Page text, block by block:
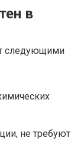
в
следующими
не требуют